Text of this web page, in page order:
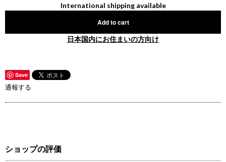
International shipping available
Add to cart
日本国内にお住まいの方向け
Save
通報する
ショップの評価